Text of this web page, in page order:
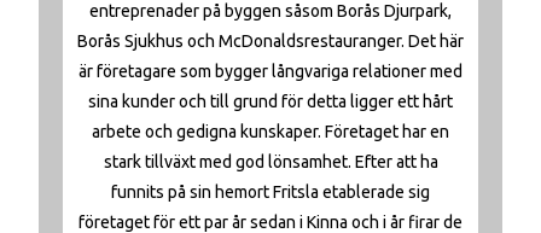
entreprenader på byggen såsom Borås Djurpark,
Borås Sjukhus och McDonaldsrestauranger. Det här
är företagare som bygger långvariga relationer med
sina kunder och till grund för detta ligger ett hårt
arbete och gedigna kunskaper. Företaget har en
stark tillväxt med god lönsamhet. Efter att ha
funnits på sin hemort Fritsla etablerade sig
företaget för ett par år sedan i Kinna och i år firar de